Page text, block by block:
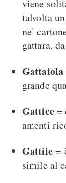
viene
talvolta
nel
gattara,
Gattaiola
grande
Gattice=
amenti
Gattile=
simile al